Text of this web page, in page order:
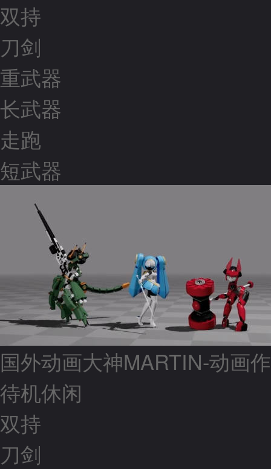
双持
刀剑
重武器
长武器
走跑
短武器
国外动画大神MARTIN-动画
待机休闲
双持
刀剑